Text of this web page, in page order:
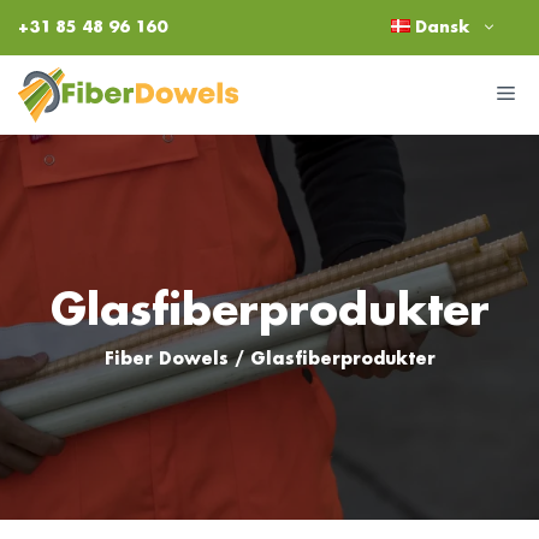
Hop
indhold
+31 85 48 96 160 Dansk
Glasfiberprodukter
Fiber Dowels/Glasfiberprodukter